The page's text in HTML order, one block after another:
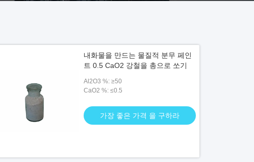
내화물을 만드는 물질적 분무 페인
트 0.5 CaO2 강철을 총으로 쏘기
Al2O3 %: ≥50
CaO2 %: ≤0.5
가장 좋은 가격 을 구하라